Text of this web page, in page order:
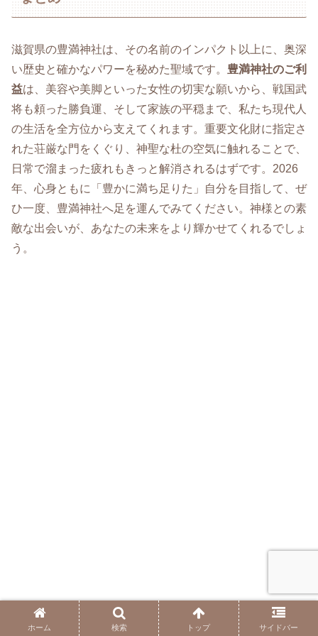
滋賀県の豊満神社は、その名前のインパクト以上に、奥深
い歴史と確かなパワーを秘めた聖域です。 豊満神社のご利
益は、美容や美脚といった女性の切実な願いから、戦国武
将も頼った勝負運、そして家族の平穏まで、私たち現代人
の生活を全方位から支えてくれます。重要文化財に指定さ
れた荘厳な門をくぐり、神聖な杜の空気に触れることで、
日常で溜まった疲れもきっと解消されるはずです。2026
年、心身ともに「豊かに満ち足りた」自分を目指して、ぜ
ひ一度、豊満神社へ足を運んでみてください。神様との素
敵な出会いが、あなたの未来をより輝かせてくれるでしょ
う。
ホーム 検索 トップ サイドバー